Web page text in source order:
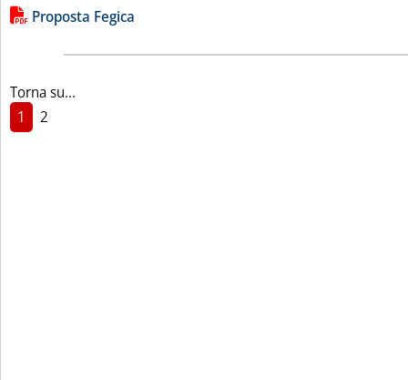
Lista allegati PDF alla notizia
Proposta Fegica
Torna su...
1
2